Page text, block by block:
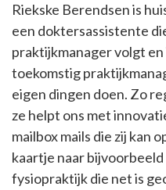
Riekske Berendsen is
een doktersassistente
praktijkmanager volgt en
toekomstig
eigen dingen doen. Zo
ze helpt ons met
mailbox mails die zij kan
kaartje naar
fysiopraktijk die net is